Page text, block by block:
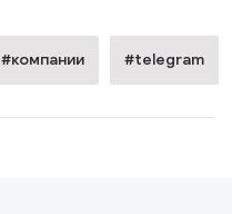
#компании #telegram